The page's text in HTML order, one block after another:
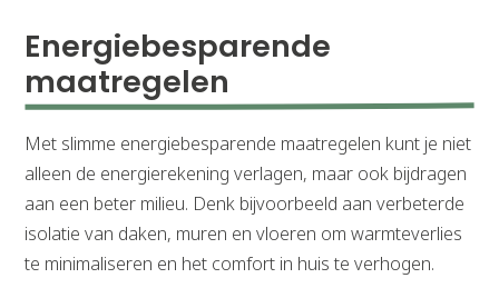
Energiebesparende
maatregelen
Met slimme energiebesparende maatregelen kunt je niet
alleen de energierekening verlagen, maar ook bijdragen
aan een beter milieu. Denk bijvoorbeeld aan verbeterde
isolatie van daken, muren en vloeren om warmteverlies
te minimaliseren en het comfort in huis te verhogen.